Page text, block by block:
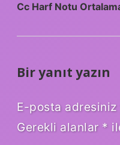
Cc Harf Notu
Bir yanıt yazın
E-posta adresiniz
Gerekli alanlar *